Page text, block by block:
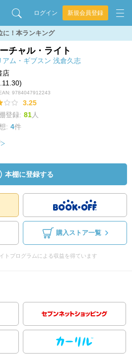
ログイン 新規会員登録
に！本ランキング
チャル・ライト
アム・ギブスン 浅倉久志
店
9784047912243
3.25
登録: 81人
: 4件
本棚に登録する
購入ストア一覧
トプログラムによる収益を得ています